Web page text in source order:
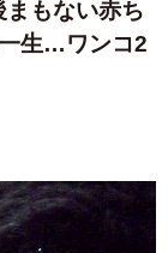
もない赤ち
生…ワンコ2